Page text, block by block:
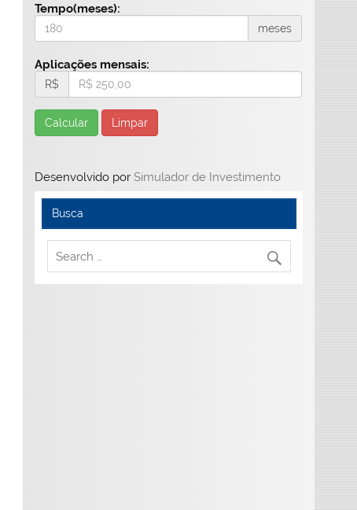
Tempo(meses):
meses
Aplicações mensais:
R$
Calcular Limpar
Desenvolvido porSimulador de Investimento
Busca